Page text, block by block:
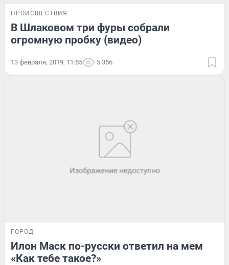
ПРОИСШЕСТВИЯ
В Шлаковом три фуры собрали
огромную пробку (видео)
13 февраля, 2019, 11:55 5 356
ГОРОД
Илон Маск по-русски ответил на мем
«Как тебе такое?»